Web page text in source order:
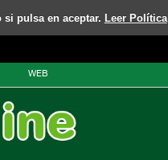
pulsa en aceptar. Leer Política
WEB